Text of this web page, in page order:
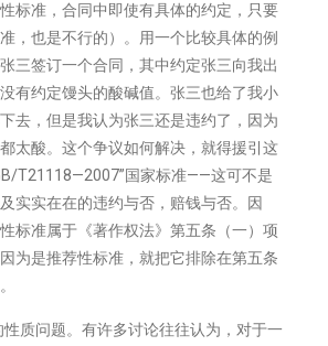
性标准，合同中即使有具体的约定，只要
，也是不行的）。用一个比较具体的例
三签订一个合同，其中约定张三向我出
有约定馒头的酸碱值。张三也给了我小
去，但是我认为张三还是违约了，因为
太酸。这个争议如何解决，就得援引这
T21118—2007”国家标准——这可不是
实实在在的违约与否，赔钱与否。因
标准属于《著作权法》第五条（一）项
为是推荐性标准，就把它排除在第五条
问题。有许多讨论往往认为，对于一